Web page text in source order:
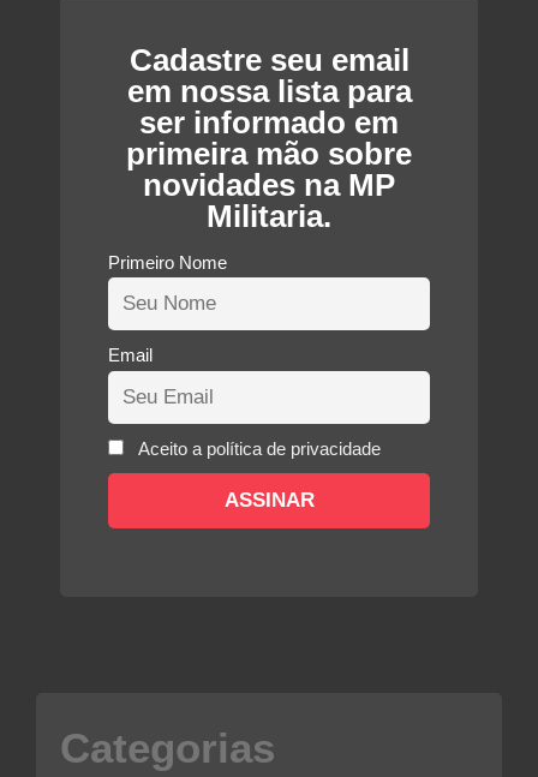
Cadastre seu email
em nossa lista para
ser informado em
primeira mão sobre
novidades na MP
Militaria.
Primeiro Nome
Email
Aceito a política de privacidade
Categorias